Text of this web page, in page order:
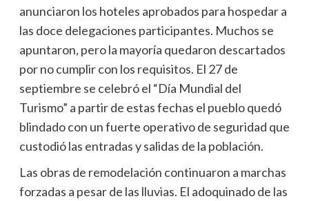
anunciaron los hoteles aprobados para hospedar a
las doce delegaciones participantes. Muchos se
apuntaron, pero la mayoría quedaron descartados
por no cumplir con los requisitos. El 27 de
septiembre se celebró el “Día Mundial del
Turismo” a partir de estas fechas el pueblo quedó
blindado con un fuerte operativo de seguridad que
custodió las entradas y salidas de la población.
Las obras de remodelación continuaron a marchas
forzadas a pesar de las lluvias. El adoquinado de las